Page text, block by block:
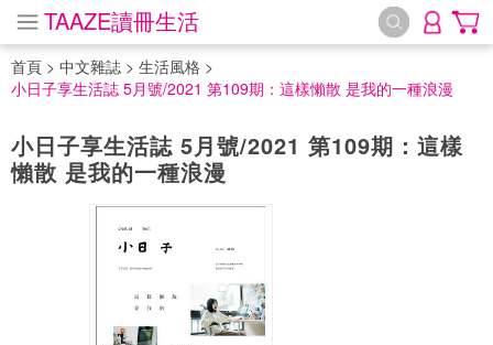
TAAZE讀冊生活
首頁 > 中文雜誌 > 生活風格 >
小日子享生活誌 5月號/2021 第109期：這樣懶散 是我的一種浪漫
小日子享生活誌 5月號/2021 第109期：這樣
懶散 是我的一種浪漫